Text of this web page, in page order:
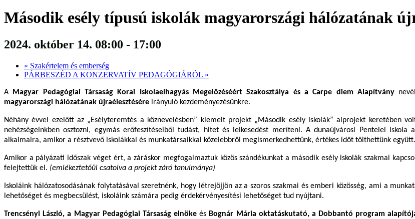
Második esély típusú iskolák magyarországi hálózatának
2024. október 14. 08:00 - 17:00
« Szakértelem és emberség
PÁRBESZÉD A KONZERVATÍV PEDAGÓGIÁRÓL »
A Magyar Pedagógiai Társaság Korai Iskolaelhagyás Megelőzéséért Szakosztálya és a Carpe diem Alapítvány
magyarországi hálózatának újraélesztésére irányuló kezdeményezésünkre.
Néhány évvel ezelőtt az „Esélyteremtés a köznevelésben” kiemelt projekt „Második esély iskolák” alprojekt keretében
nehézségeinkben osztozni, egymás erőfeszítéseiből tudást, hitet és lelkesedést meríteni. A dunaújvárosi Pentelei
alkalmaira, amikor a résztvevő iskolákkal és munkatársaikkal közelebbről megismerkedhettünk, értékes időt tölthettünk együtt.
Amikor a pályázati időszak véget ért, a záráskor megfogalmaztuk közös szándékunkat a második esély iskolák szakmai
felejtettük el. (emlékeztetőül csatolva a projekt záró tanulmánya)
Iskoláink hálózatosodásának folytatásával szeretnénk, hogy létrejöjjön az a szoros szakmai és emberi közösség, ami a
lehetőséget és megbecsülést, iskoláink számára pedig érdekérvényesítési lehetőséget tud nyújtani.
Trencsényi László, a Magyar Pedagógiai Társaság elnöke és Bognár Mária oktatáskutató, a Dobbantó program